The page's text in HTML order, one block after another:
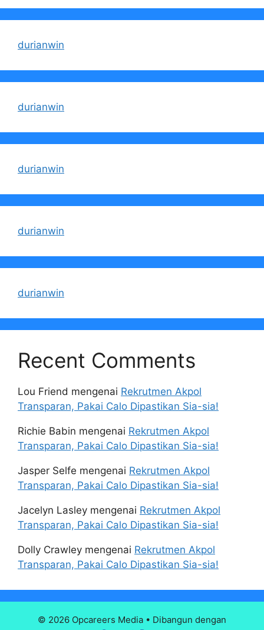
durianwin
durianwin
durianwin
durianwin
durianwin
Recent Comments
Lou Friend mengenai Rekrutmen Akpol
Transparan, Pakai Calo Dipastikan Sia-sia!
Richie Babin mengenai Rekrutmen Akpol
Transparan, Pakai Calo Dipastikan Sia-sia!
Jasper Selfe mengenai Rekrutmen Akpol
Transparan, Pakai Calo Dipastikan Sia-sia!
Jacelyn Lasley mengenai Rekrutmen Akpol
Transparan, Pakai Calo Dipastikan Sia-sia!
Dolly Crawley mengenai Rekrutmen Akpol
Transparan, Pakai Calo Dipastikan Sia-sia!
© 2026 Opcareers Media • Dibangun dengan